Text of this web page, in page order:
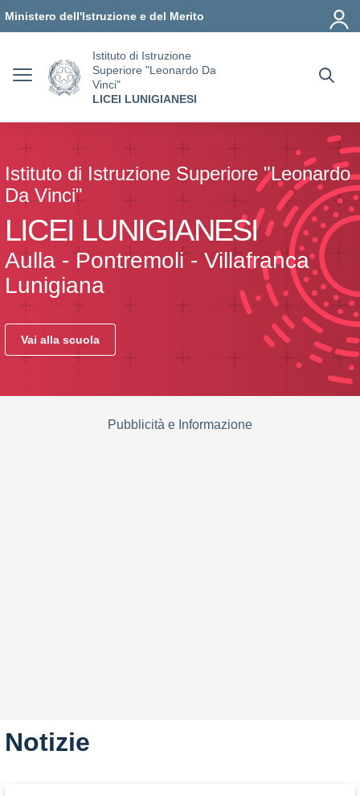
Ministero dell'Istruzione e del Merito
Istituto di Istruzione
Superiore "Leonardo Da
Vinci"
LICEI LUNIGIANESI
Istituto di Istruzione Superiore "Leonardo
Da Vinci"
LICEI LUNIGIANESI
Aulla - Pontremoli - Villafranca
Lunigiana
Vai alla scuola
Pubblicità e Informazione
Notizie